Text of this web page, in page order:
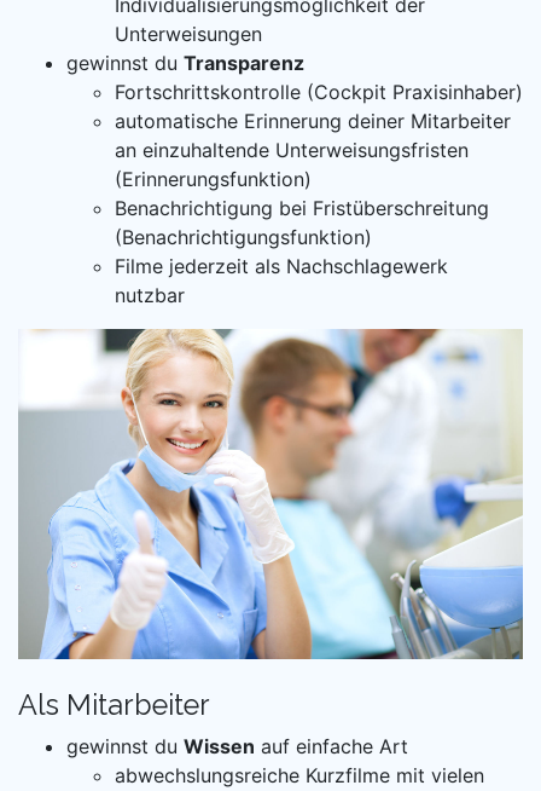
Unterweisungen
gewinnst du Transparenz
Fortschrittskontrolle (Cockpit Praxisinhaber)
automatische Erinnerung deiner Mitarbeiter
an einzuhaltende Unterweisungsfristen
(Erinnerungsfunktion)
Benachrichtigung bei Fristüberschreitung
(Benachrichtigungsfunktion)
Filme jederzeit als Nachschlagewerk
nutzbar
Als Mitarbeiter
gewinnst du Wissen auf einfache Art
abwechslungsreiche Kurzfilme mit vielen